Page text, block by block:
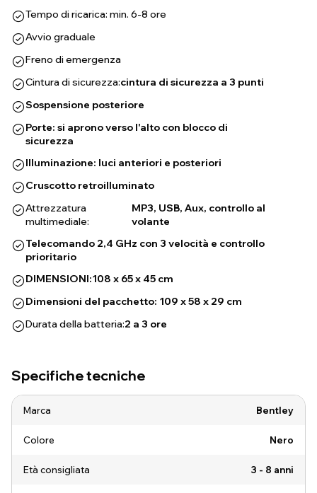
Tempo di ricarica: min. 6-8 ore
Avvio graduale
Freno di emergenza
Cintura di sicurezza:cintura di sicurezza a 3 punti
Sospensione posteriore
Porte: si aprono verso l'alto con blocco di
sicurezza
Illuminazione: luci anteriori e posteriori
Cruscotto retroilluminato
Attrezzatura
multimediale:
MP3, USB, Aux, controllo al
volante
Telecomando 2,4 GHz con 3 velocità e controllo
prioritario
DIMENSIONI:108 x 65 x 45 cm
Dimensioni del pacchetto: 109 x 58 x 29 cm
Durata della batteria:2 a 3 ore
Specifiche tecniche
Marca Bentley
Colore Nero
Età consigliata 3 - 8 anni